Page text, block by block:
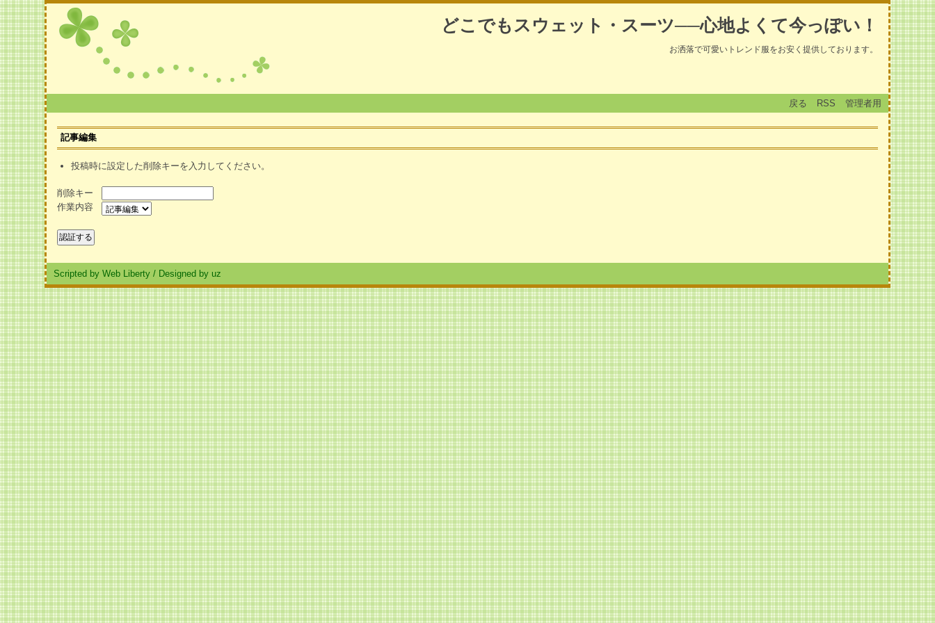
どこでもスウェット・スーツ──心地よくて今っぽい！
お洒落で可愛いトレンド服をお安く提供しております。
戻る RSS 管理者用
記事編集
投稿時に設定した削除キーを入力してください。
削除キー
作業内容
Scripted by Web Liberty / Designed by uz